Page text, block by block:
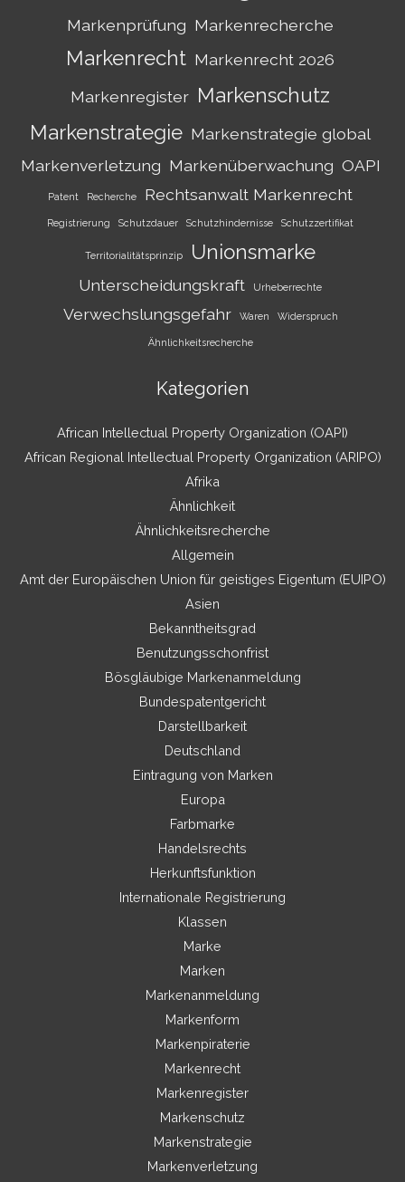
Markenprüfung Markenrecherche
Markenrecht Markenrecht 2026
Markenregister Markenschutz
Markenstrategie Markenstrategie global
Markenverletzung Markenüberwachung OAPI
Patent Recherche Rechtsanwalt Markenrecht
Registrierung Schutzdauer Schutzhindernisse Schutzzertifikat
Territorialitätsprinzip Unionsmarke
Unterscheidungskraft Urheberrechte
Verwechslungsgefahr Waren Widerspruch
Ähnlichkeitsrecherche
Kategorien
African Intellectual Property Organization (OAPI)
African Regional Intellectual Property Organization (ARIPO)
Afrika
Ähnlichkeit
Ähnlichkeitsrecherche
Allgemein
Amt der Europäischen Union für geistiges Eigentum (EUIPO)
Asien
Bekanntheitsgrad
Benutzungsschonfrist
Bösgläubige Markenanmeldung
Bundespatentgericht
Darstellbarkeit
Deutschland
Eintragung von Marken
Europa
Farbmarke
Handelsrechts
Herkunftsfunktion
Internationale Registrierung
Klassen
Marke
Marken
Markenanmeldung
Markenform
Markenpiraterie
Markenrecht
Markenregister
Markenschutz
Markenstrategie
Markenverletzung